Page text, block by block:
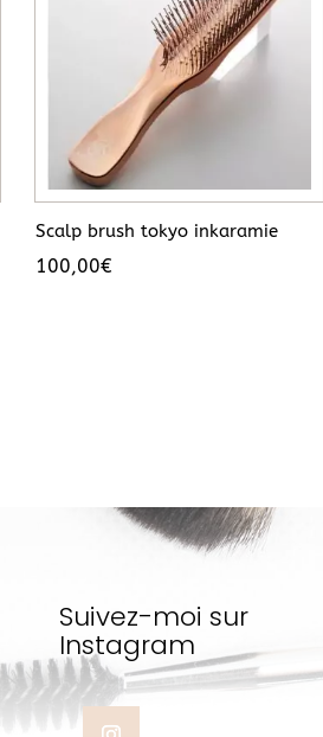
Scalp brush tokyo inkaramie
100,00€
Suivez-moi sur
Instagram